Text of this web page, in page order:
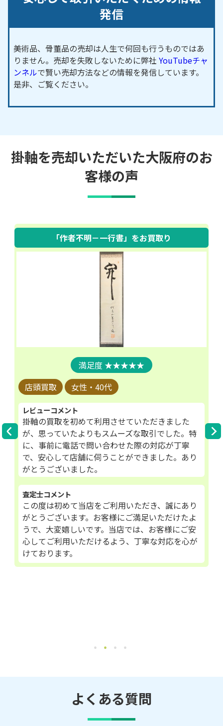
発信
美術品、骨董品の売却は人生で何回も行うものではあ
りません。売却を失敗しないために弊社 YouTubeチャ
ンネルで賢い売却方法などの情報を発信しています。
是非、ご覧ください。
掛軸を売却いただいた大阪府のお
客様の声
「作者不明－一行書」 をお買取り
★★★★★
店頭買取
女性・40代
レビューコメント
掛軸の買取を初めて利用させていただきました
が、思っていたよりもスムーズな取引でした。特
に、事前に電話で問い合わせた際の対応が丁寧
で、安心して店舗に伺うことができました。あり
がとうございました。
査定士コメント
この度は初めて当店をご利用いただき、誠にあり
がとうございます。お客様にご満足いただけたよ
うで、大変嬉しいです。当店では、お客様にご安
心してご利用いただけるよう、丁寧な対応を心が
けております。
よくある質問